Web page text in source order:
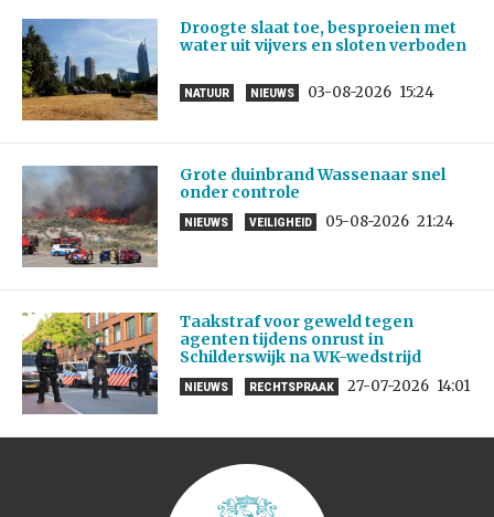
Droogte slaat toe, besproeien met
water uit vijvers en sloten verboden
NATUUR NIEUWS 03-08-2026 15:24
Grote duinbrand Wassenaar snel
onder controle
NIEUWS VEILIGHEID 05-08-2026 21:24
Taakstraf voor geweld tegen
agenten tijdens onrust in
Schilderswijk na WK-wedstrijd
NIEUWS RECHTSPRAAK 27-07-2026 14:01